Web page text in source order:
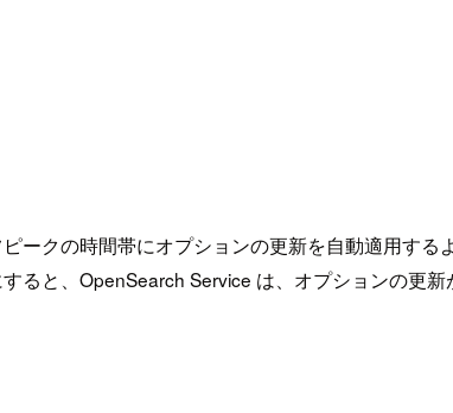
ークの時間帯にオプションの更新を自動適用する
ると、OpenSearch Service は、オプションの更